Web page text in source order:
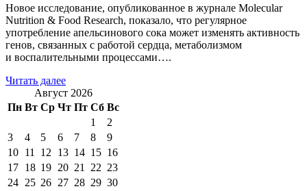
Новое исследование, опубликованное в журнале Molecular
Nutrition & Food Research, показало, что регулярное
употребление апельсинового сока может изменять активность
генов, связанных с работой сердца, метаболизмом
и воспалительными процессами….
Читать далее
Август 2026
Пн Вт Ср Чт Пт Сб Вс
1
2
3
4 5 6 7 8
9
10 11 12 13 14 15 16
17 18 19 20 21 22 23
24 25 26 27 28 29 30